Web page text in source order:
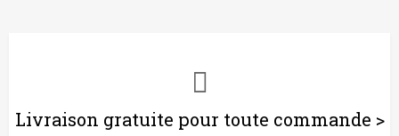
Livraison gratuite pour toute commande >